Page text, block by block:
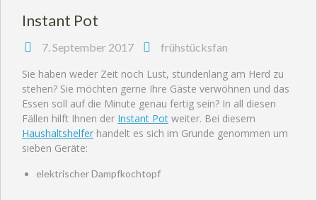
Instant Pot
7. September 2017
frühstücksfan
Sie haben weder Zeit noch Lust, stundenlang am Herd zu
stehen? Sie möchten gerne Ihre Gäste verwöhnen und das
Essen soll auf die Minute genau fertig sein? In all diesen
Fällen hilft Ihnen der Instant Pot weiter. Bei diesem
Haushaltshelfer handelt es sich im Grunde genommen um
sieben Geräte:
elektrischer Dampfkochtopf